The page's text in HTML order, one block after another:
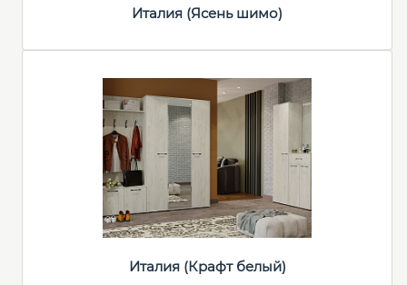
Италия (Ясень шимо)
Италия (Крафт белый)